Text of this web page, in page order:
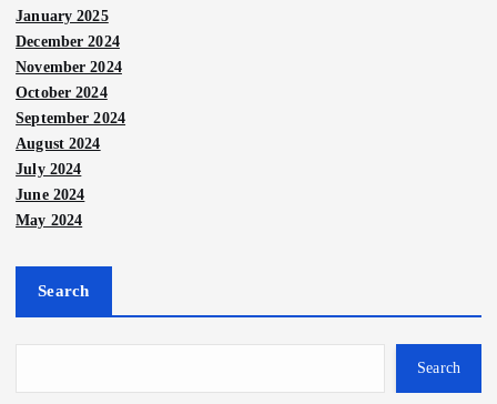
January 2025
December 2024
November 2024
October 2024
September 2024
August 2024
July 2024
June 2024
May 2024
Search
Search